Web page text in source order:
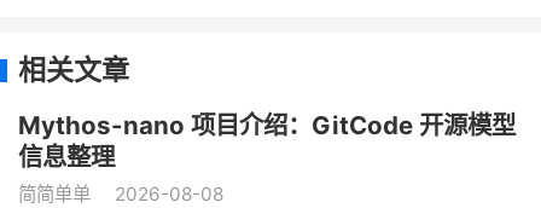
相关文章
Mythos-nano 项目介绍：GitCode 开源模型
信息整理
简简单单 2026-08-08